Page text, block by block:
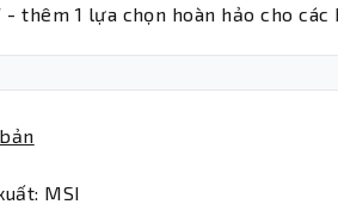
- thêm 1 lựa chọn hoàn hảo cho các
MSI